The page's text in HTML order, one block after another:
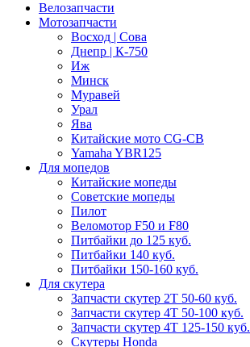
Велозапчасти
Мотозапчасти
Восход | Сова
Днепр | К-750
Иж
Минск
Муравей
Урал
Ява
Китайские мото CG-CB
Yamaha YBR125
Для мопедов
Китайские мопеды
Советские мопеды
Пилот
Веломотор F50 и F80
Питбайки до 125 куб.
Питбайки 140 куб.
Питбайки 150-160 куб.
Для скутера
Запчасти скутер 2Т 50-60 куб.
Запчасти скутер 4Т 50-100 куб.
Запчасти скутер 4Т 125-150 куб.
Скутеры Honda